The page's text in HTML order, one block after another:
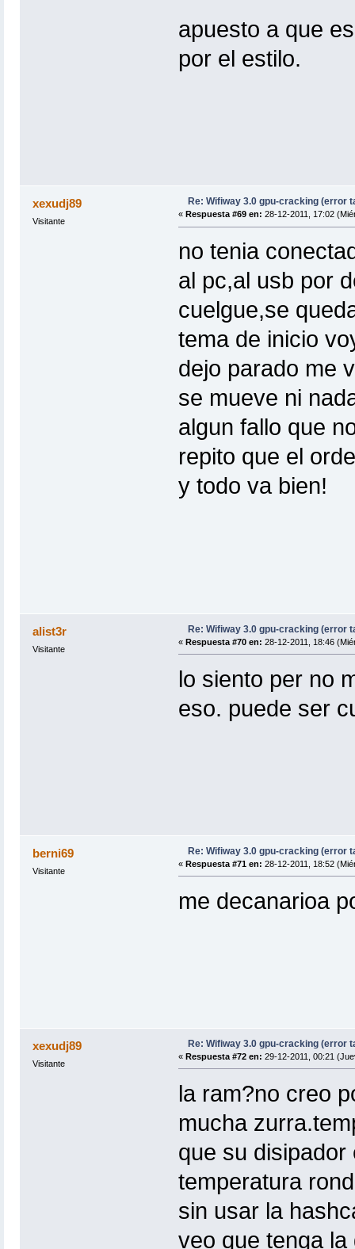
apuesto a que
por el estilo.
xexudj89
Visitante
Re: Wifiway 3.0 gpu-cracking (error
« Respuesta #69 en: 28-12-2011, 17:02
no tenia
al pc,al usb por
cuelgue,se
tema de inicio
dejo parado me
se mueve ni
algun fallo que
repito que el
y todo va bien!
alist3r
Visitante
Re: Wifiway 3.0 gpu-cracking (error
« Respuesta #70 en: 28-12-2011, 18:46
lo siento per no
eso. puede ser
berni69
Visitante
Re: Wifiway 3.0 gpu-cracking (error
« Respuesta #71 en: 28-12-2011, 18:52
me decanarioa
xexudj89
Visitante
Re: Wifiway 3.0 gpu-cracking (error
« Respuesta #72 en: 29-12-2011, 00:21
la ram?no creo
mucha
que su
temperatura
sin usar la
veo que tenga